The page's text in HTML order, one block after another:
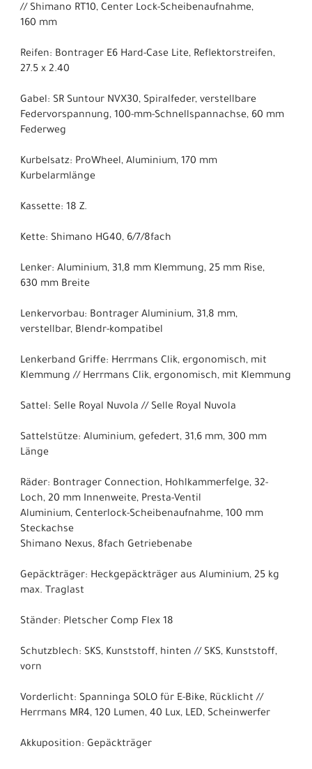
// Shimano RT10, Center Lock-Scheibenaufnahme,
160 mm
Reifen: Bontrager E6 Hard-Case Lite, Reflektorstreifen,
27.5 x 2.40
Gabel: SR Suntour NVX30, Spiralfeder, verstellbare
Federvorspannung, 100-mm-Schnellspannachse, 60 mm
Federweg
Kurbelsatz: ProWheel, Aluminium, 170 mm
Kurbelarmlänge
Kassette: 18 Z.
Kette: Shimano HG40, 6/7/8fach
Lenker: Aluminium, 31,8 mm Klemmung, 25 mm Rise,
630 mm Breite
Lenkervorbau: Bontrager Aluminium, 31,8 mm,
verstellbar, Blendr-kompatibel
Lenkerband Griffe: Herrmans Clik, ergonomisch, mit
Klemmung // Herrmans Clik, ergonomisch, mit Klemmung
Sattel: Selle Royal Nuvola // Selle Royal Nuvola
Sattelstütze: Aluminium, gefedert, 31,6 mm, 300 mm
Länge
Räder: Bontrager Connection, Hohlkammerfelge, 32-
Loch, 20 mm Innenweite, Presta-Ventil
Aluminium, Centerlock-Scheibenaufnahme, 100 mm
Steckachse
Shimano Nexus, 8fach Getriebenabe
Gepäckträger: Heckgepäckträger aus Aluminium, 25 kg
max. Traglast
Ständer: Pletscher Comp Flex 18
Schutzblech: SKS, Kunststoff, hinten // SKS, Kunststoff,
vorn
Vorderlicht: Spanninga SOLO für E-Bike, Rücklicht //
Herrmans MR4, 120 Lumen, 40 Lux, LED, Scheinwerfer
Akkuposition: Gepäckträger